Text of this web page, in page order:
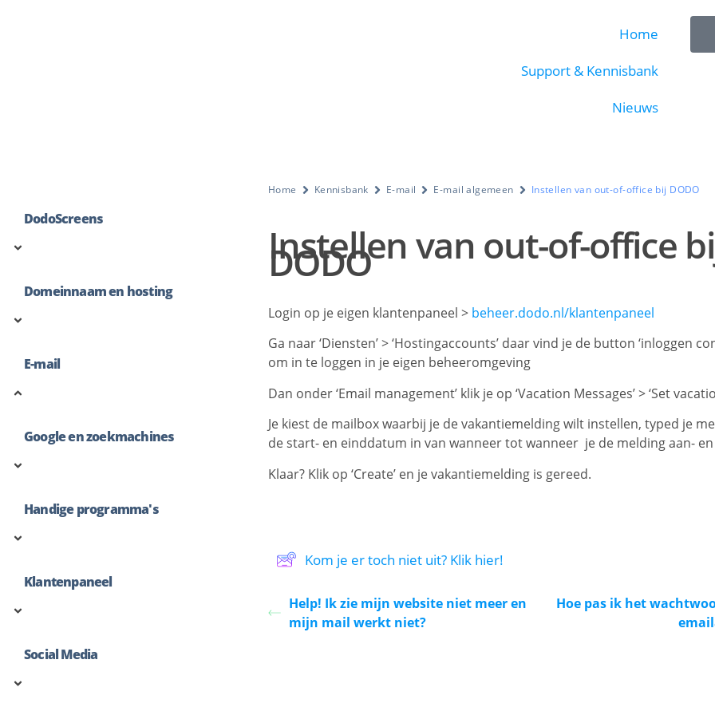
Home
Support & Kennisbank
Nieuws
DodoScreens
Domeinnaam en hosting
E-mail
Google en zoekmachines
Handige programma's
Klantenpaneel
Social Media
Home Kennisbank E-mail E-mail algemeen Instellen van out-of-office bij DODO
Instellen van out-of-office
DODO
Login op je eigen klantenpaneel > beheer.dodo.nl/klantenpaneel
Ga naar ‘Diensten’ > ‘Hostingaccounts’ daar vind je de button ‘inloggen
om in te loggen in je eigen beheeromgeving
Dan onder ‘Email management’ klik je op ‘Vacation Messages’ > ‘Set
Je kiest de mailbox waarbij je de vakantiemelding wilt instellen, typed je
de start- en einddatum in van wanneer tot wanneer je de melding aan-
Klaar? Klik op ‘Create’ en je vakantiemelding is gereed.
Kom je er toch niet uit? Klik hier!
Help! Ik zie mijn website niet meer en
mijn mail werkt niet?
Hoe pas ik het